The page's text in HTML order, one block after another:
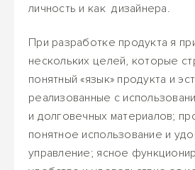
личность и как дизайнера.
При разработке продукта я
нескольких целей, которые
понятный «язык» продукта и
реализованные с
и долговечных материалов;
понятное использование и
управление; ясное